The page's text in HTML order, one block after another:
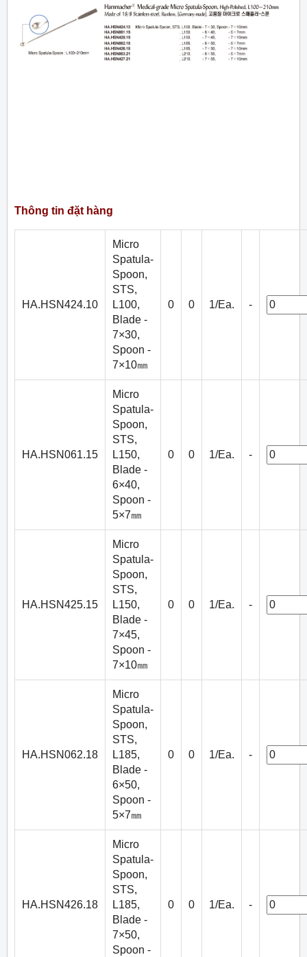
Thông tin đặt hàng
HA.HSN424.10
Micro
Spatula-
Spoon,
STS,
L100,
Blade -
7×30,
Spoon -
7×10㎜
0 0 1/Ea. -
HA.HSN061.15
Micro
Spatula-
Spoon,
STS,
L150,
Blade -
6×40,
Spoon -
5×7㎜
0 0 1/Ea. -
HA.HSN425.15
Micro
Spatula-
Spoon,
STS,
L150,
Blade -
7×45,
Spoon -
7×10㎜
0 0 1/Ea. -
HA.HSN062.18
Micro
Spatula-
Spoon,
STS,
L185,
Blade -
6×50,
Spoon -
5×7㎜
0 0 1/Ea. -
HA.HSN426.18
Micro
Spatula-
Spoon,
STS,
L185,
Blade -
7×50,
Spoon -
0 0 1/Ea. -